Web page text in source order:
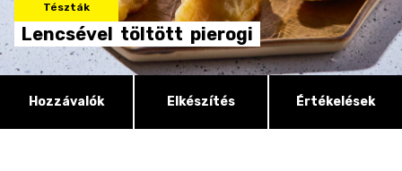
Tészták
Lencsével töltött pierogi
Hozzávalók Elkészítés Értékelések